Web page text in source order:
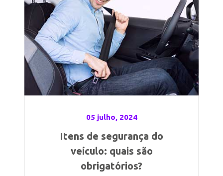
05 julho, 2024
Itens de segurança do
veículo: quais são
obrigatórios?